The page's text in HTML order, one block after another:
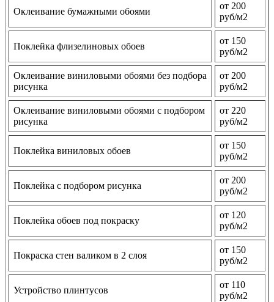
Оклеивание бумажными обоями
от 200
руб/м2
Поклейка флизелиновых обоев
от 150
руб/м2
Оклеивание виниловыми обоями без подбора
рисунка
от 200
руб/м2
Оклеивание виниловыми обоями с подбором
рисунка
от 220
руб/м2
Поклейка виниловых обоев
от 150
руб/м2
Поклейка с подбором рисунка
от 200
руб/м2
Поклейка обоев под покраску
от 120
руб/м2
Покраска стен валиком в 2 слоя
от 150
руб/м2
Устройство плинтусов
от 110
руб/м2